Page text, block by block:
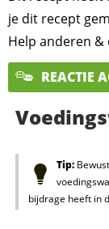
je dit recept
Help anderen
REACTIE
Tip:
bijdrage heeft in